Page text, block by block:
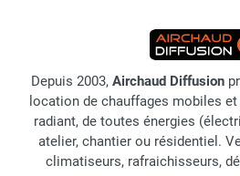
Depuis 2003, Airchaud Diffusion
location de chauffages mobiles
radiant, de toutes énergies
atelier, chantier ou résidentiel.
climatiseurs, rafraichisseurs,